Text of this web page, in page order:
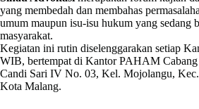
yang membedah dan membahas
umum maupun isu-isu hukum yang sedang
masyarakat.
Kegiatan ini rutin diselenggarakan setiap
WIB, bertempat di Kantor PAHAM Cabang
Candi Sari IV No. 03, Kel. Mojolangu,
Kota Malang.